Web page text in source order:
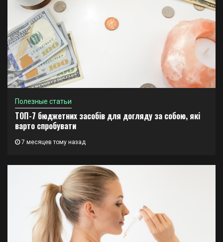
Полезные статьи
ТОП-7 бюджетних засобів для догляду за собою, які
варто спробувати
7 месяцев тому назад